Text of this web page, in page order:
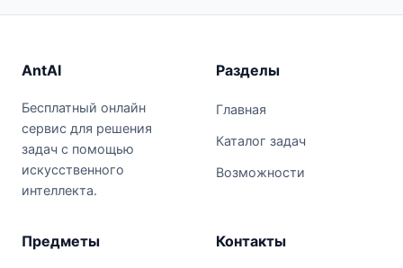
AntAI
Бесплатный онлайн
сервис для решения
задач с помощью
искусственного
интеллекта.
Разделы
Главная
Каталог задач
Возможности
Предметы Контакты